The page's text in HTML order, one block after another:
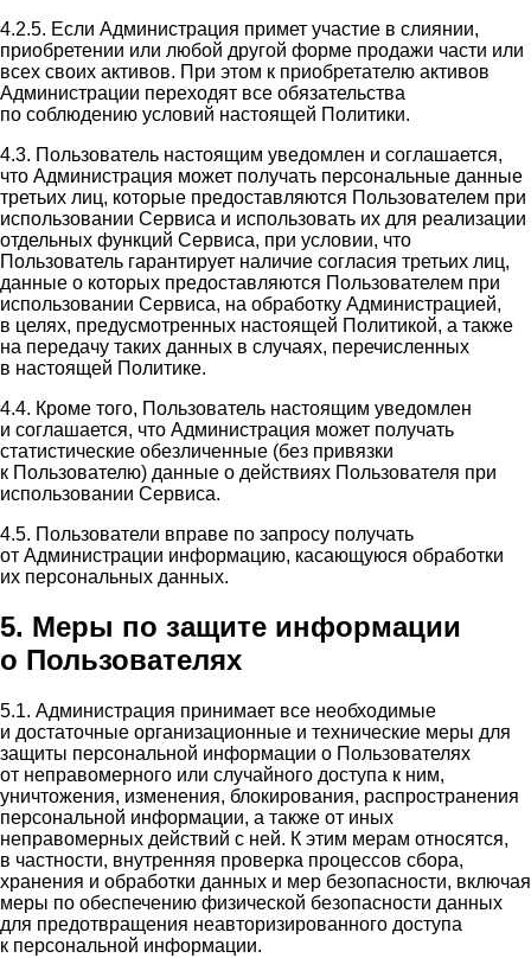
4.2.5. Если Администрация примет участие в слиянии,
приобретении или любой другой форме продажи части или
всех своих активов. При этом к приобретателю активов
Администрации переходят все обязательства
по соблюдению условий настоящей Политики.
4.3. Пользователь настоящим уведомлен и соглашается,
что Администрация может получать персональные данные
третьих лиц, которые предоставляются Пользователем при
использовании Сервиса и использовать их для реализации
отдельных функций Сервиса, при условии, что
Пользователь гарантирует наличие согласия третьих лиц,
данные о которых предоставляются Пользователем при
использовании Сервиса, на обработку Администрацией,
в целях, предусмотренных настоящей Политикой, а также
на передачу таких данных в случаях, перечисленных
в настоящей Политике.
4.4. Кроме того, Пользователь настоящим уведомлен
и соглашается, что Администрация может получать
статистические обезличенные (без привязки
к Пользователю) данные о действиях Пользователя при
использовании Сервиса.
4.5. Пользователи вправе по запросу получать
от Администрации информацию, касающуюся обработки
их персональных данных.
5. Меры по защите информации
о Пользователях
5.1. Администрация принимает все необходимые
и достаточные организационные и технические меры для
защиты персональной информации о Пользователях
от неправомерного или случайного доступа к ним,
уничтожения, изменения, блокирования, распространения
персональной информации, а также от иных
неправомерных действий с ней. К этим мерам относятся,
в частности, внутренняя проверка процессов сбора,
хранения и обработки данных и мер безопасности, включая
меры по обеспечению физической безопасности данных
для предотвращения неавторизированного доступа
к персональной информации.